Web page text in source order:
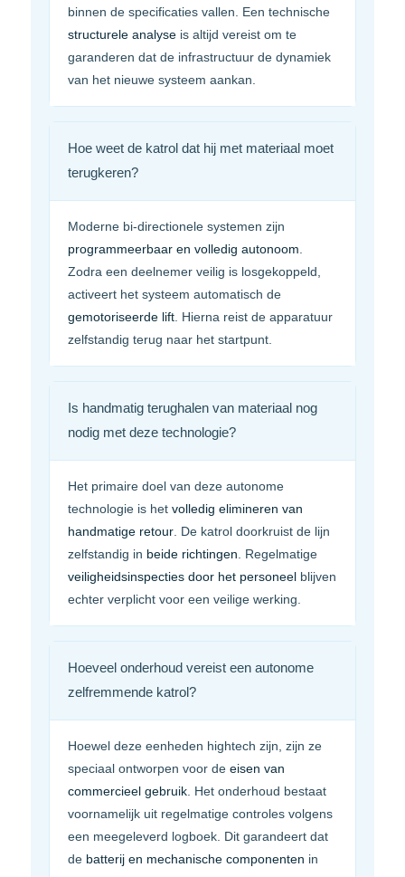
binnen de specificaties vallen. Een technische
structurele analyse is altijd vereist om te
garanderen dat de infrastructuur de dynamiek
van het nieuwe systeem aankan.
Hoe weet de katrol dat hij met materiaal moet
terugkeren?
Moderne bi-directionele systemen zijn
programmeerbaar en volledig autonoom
Zodra een deelnemer veilig is losgekoppeld,
activeert het systeem automatisch de
gemotoriseerde lift . Hierna reist de apparatuur
zelfstandig terug naar het startpunt.
Is handmatig terughalen van materiaal nog
nodig met deze technologie?
Het primaire doel van deze autonome
technologie is het volledig elimineren van
handmatige retour . De katrol doorkruist de lijn
zelfstandig in beide richtingen . Regelmatige
veiligheidsinspecties door het personeel blijven
echter verplicht voor een veilige werking.
Hoeveel onderhoud vereist een autonome
zelfremmende katrol?
Hoewel deze eenheden hightech zijn, zijn ze
speciaal ontworpen voor de eisen van
commercieel gebruik . Het onderhoud bestaat
voornamelijk uit regelmatige controles volgens
een meegeleverd logboek. Dit garandeert dat
de batterij en mechanische componenten in